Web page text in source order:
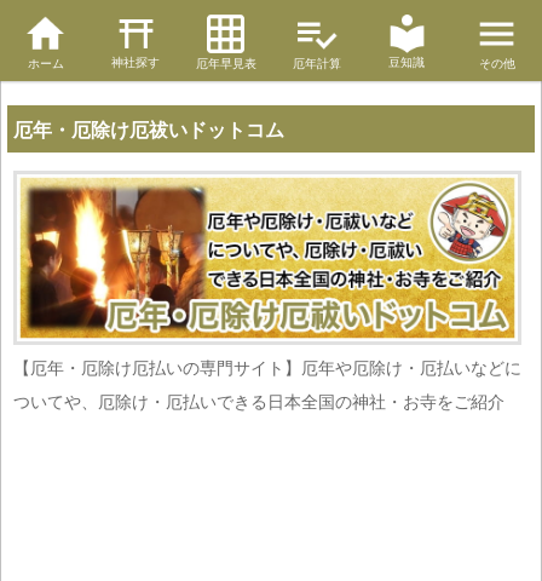
ホーム 神社探す 厄年早見表 厄年計算 豆知識 その他
厄年・厄除け厄祓いドットコム
【厄年・厄除け厄払いの専門サイト】厄年や厄除け・厄払いなどに
ついてや、厄除け・厄払いできる日本全国の神社・お寺をご紹介